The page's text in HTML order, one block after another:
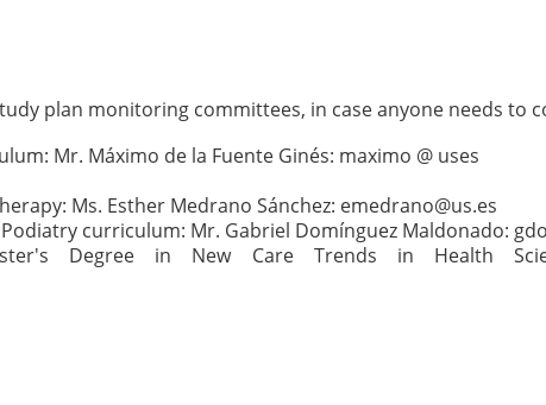
plan monitoring committees, in case anyone needs to
Mr. Máximo de la Fuente Ginés: maximo @ uses
Ms. Esther Medrano Sánchez: emedrano@us.es
curriculum: Mr. Gabriel Domínguez Maldonado:
Degree in New Care Trends in Health